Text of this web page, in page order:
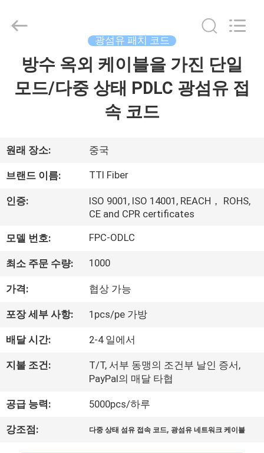
회
사
개
공
장
견
품
Rights
Reserved.
광섬유 패치 코드
방수 옥외 케이블을 가진 단일
모드/다중 상태 PDLC 광섬유 접
속 코드
원래 장소: 중국
브랜드 이름: TTI Fiber
인증:
ISO 9001, ISO 14001, REACH， ROHS,
CE and CPR certificates
모델 번호: FPC-ODLC
최소 주문 수량: 1000
가격: 협상 가능
포장 세부 사항: 1pcs/pe 가방
배달 시간: 2-4 일에서
지불 조건:
T/T, 서부 동맹의 조건부 날인 증서,
PayPal의 매달 타협
공급 능력: 5000pcs/하루
강조점: 다중 상태 섬유 접속 코드,광섬유 네트워크 케이블